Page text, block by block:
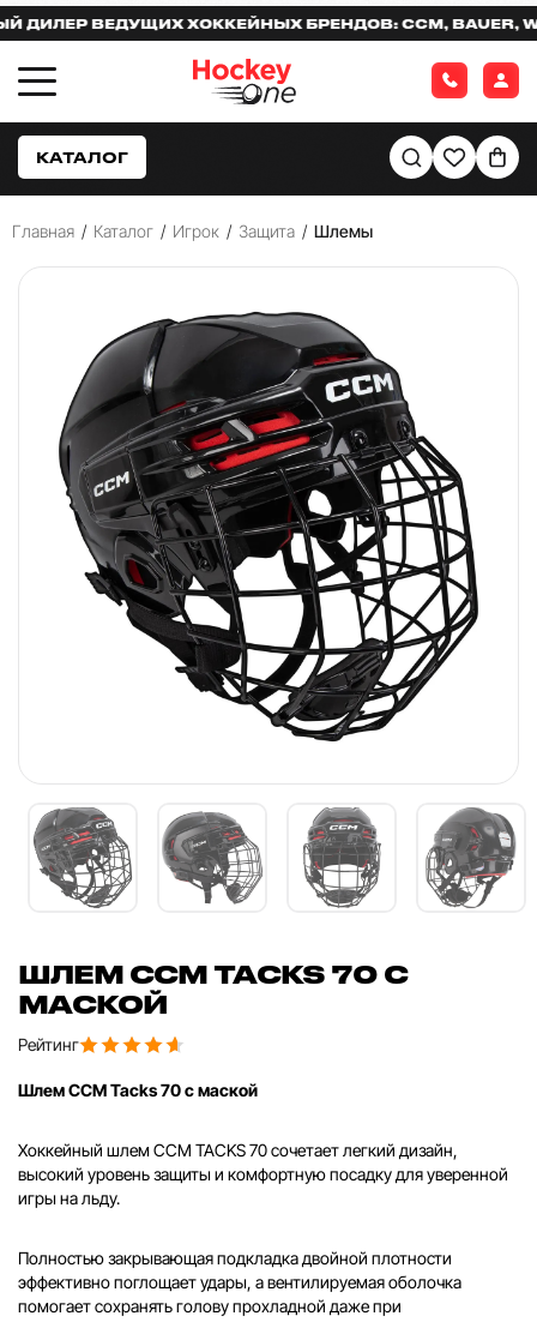
ВЕДУЩИХ ХОККЕЙНЫХ БРЕНДОВ: CCM, BAUER,
КАТАЛОГ
Главная / Каталог / Игрок / Защита / Шлемы
ШЛЕМ CCM TACKS 70 С
МАСКОЙ
Рейтинг
Шлем CCM Tacks 70 с маской
Хоккейный шлем CCM TACKS 70 сочетает легкий дизайн,
высокий уровень защиты и комфортную посадку для уверенной
игры на льду.
Полностью закрывающая подкладка двойной плотности
эффективно поглощает удары, а вентилируемая оболочка
помогает сохранять голову прохладной даже при